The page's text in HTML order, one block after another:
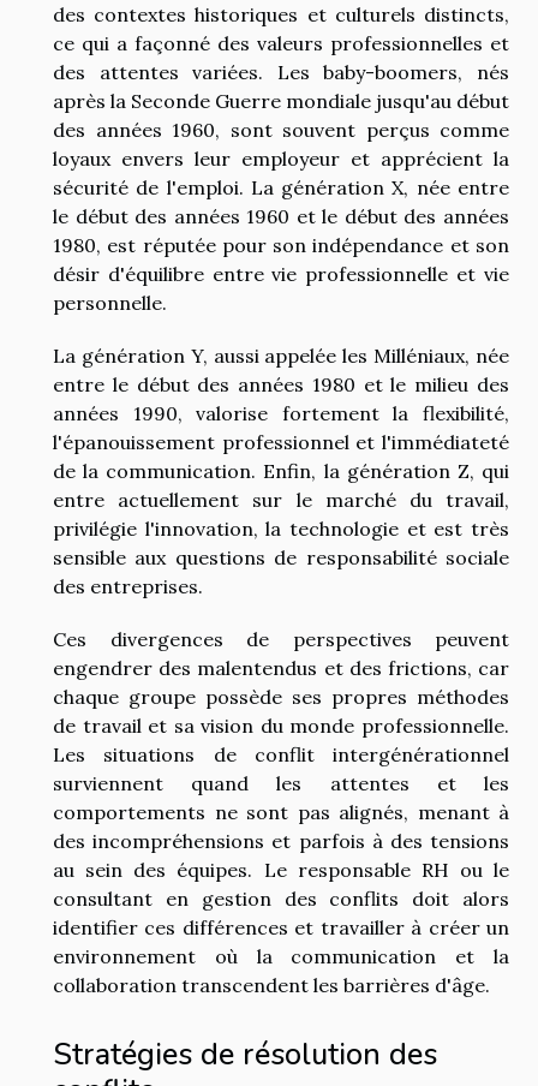
des contextes historiques et culturels distincts,
ce qui a façonné des valeurs professionnelles et
des attentes variées. Les baby-boomers, nés
après la Seconde Guerre mondiale jusqu'au début
des années 1960, sont souvent perçus comme
loyaux envers leur employeur et apprécient la
sécurité de l'emploi. La génération X, née entre
le début des années 1960 et le début des années
1980, est réputée pour son indépendance et son
désir d'équilibre entre vie professionnelle et vie
personnelle.
La génération Y, aussi appelée les Milléniaux, née
entre le début des années 1980 et le milieu des
années 1990, valorise fortement la flexibilité,
l'épanouissement professionnel et l'immédiateté
de la communication. Enfin, la génération Z, qui
entre actuellement sur le marché du travail,
privilégie l'innovation, la technologie et est très
sensible aux questions de responsabilité sociale
des entreprises.
Ces divergences de perspectives peuvent
engendrer des malentendus et des frictions, car
chaque groupe possède ses propres méthodes
de travail et sa vision du monde professionnelle.
Les situations de conflit intergénérationnel
surviennent quand les attentes et les
comportements ne sont pas alignés, menant à
des incompréhensions et parfois à des tensions
au sein des équipes. Le responsable RH ou le
consultant en gestion des conflits doit alors
identifier ces différences et travailler à créer un
environnement où la communication et la
collaboration transcendent les barrières d'âge.
Stratégies de résolution des